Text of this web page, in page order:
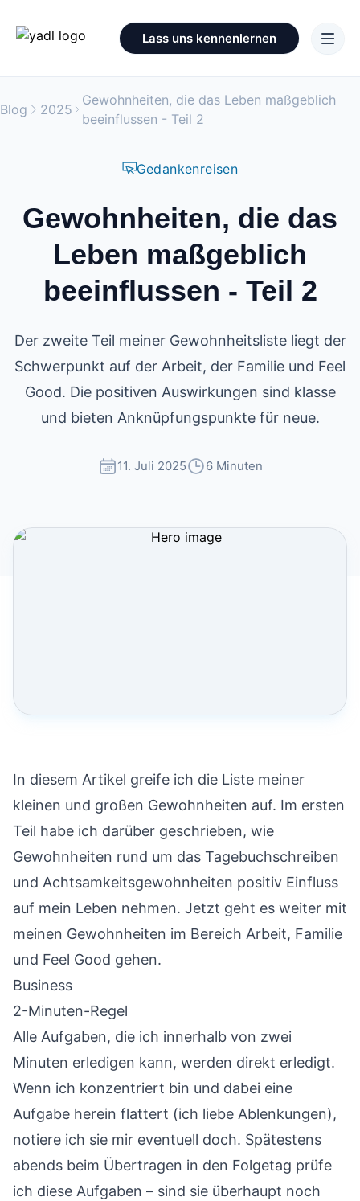
Lass uns kennenlernen
Blog 2025
Gewohnheiten, die das Leben maßgeblich
beeinflussen - Teil 2
Gedankenreisen
Gewohnheiten, die das
Leben maßgeblich
beeinflussen - Teil 2
Der zweite Teil meiner Gewohnheitsliste liegt der
Schwerpunkt auf der Arbeit, der Familie und Feel
Good. Die positiven Auswirkungen sind klasse
und bieten Anknüpfungspunkte für neue.
11. Juli 2025 6 Minuten
In diesem Artikel greife ich die Liste meiner
kleinen und großen Gewohnheiten auf. Im ersten
Teil habe ich darüber geschrieben, wie
Gewohnheiten rund um das Tagebuchschreiben
und Achtsamkeitsgewohnheiten positiv Einfluss
auf mein Leben nehmen. Jetzt geht es weiter mit
meinen Gewohnheiten im Bereich Arbeit, Familie
und Feel Good gehen.
Business
2-Minuten-Regel
Alle Aufgaben, die ich innerhalb von zwei
Minuten erledigen kann, werden direkt erledigt.
Wenn ich konzentriert bin und dabei eine
Aufgabe herein flattert (ich liebe Ablenkungen),
notiere ich sie mir eventuell doch. Spätestens
abends beim Übertragen in den Folgetag prüfe
ich diese Aufgaben – sind sie überhaupt noch